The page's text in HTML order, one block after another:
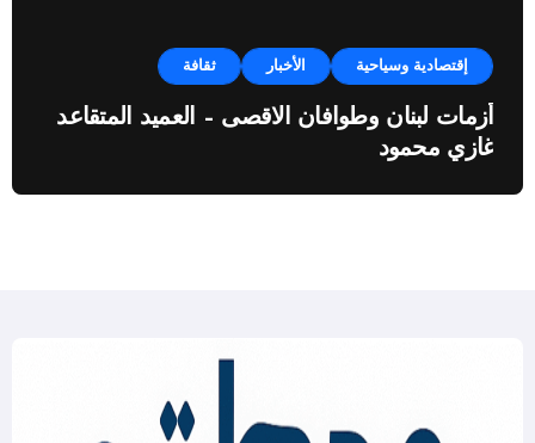
إقتصادية وسياحية الأخبار ثقافة
أزمات لبنان وطوافان الاقصى – العميد المتقاعد
غازي محمود